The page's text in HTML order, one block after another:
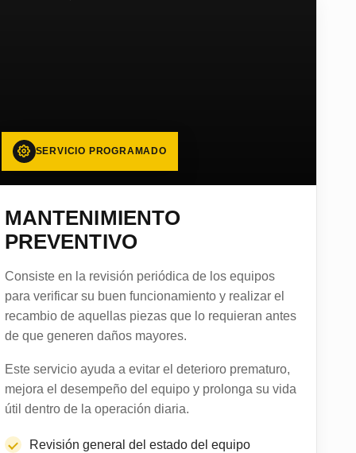
SERVICIO PROGRAMADO
MANTENIMIENTO
PREVENTIVO
Consiste en la revisión periódica de los equipos
para verificar su buen funcionamiento y realizar el
recambio de aquellas piezas que lo requieran antes
de que generen daños mayores.
Este servicio ayuda a evitar el deterioro prematuro,
mejora el desempeño del equipo y prolonga su vida
útil dentro de la operación diaria.
Revisión general del estado del equipo